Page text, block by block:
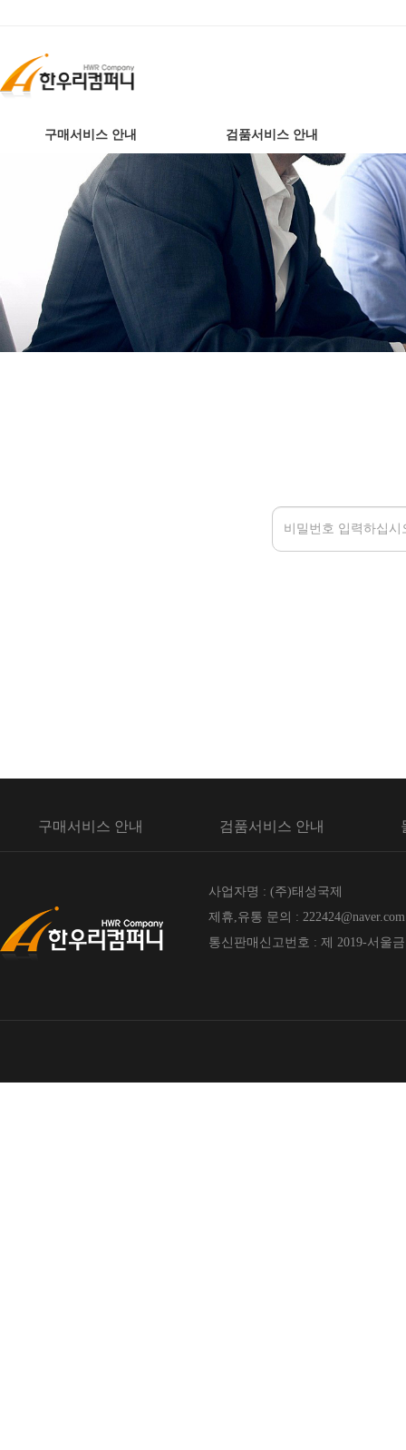
구매서비스 안내 검품서비스 안내
구매서비스 안내 검품서비스 안내
사업자명 : (주)태성국제
제휴,유통 문의 : 222424@naver.com
통신판매신고번호 : 제 2019-서울